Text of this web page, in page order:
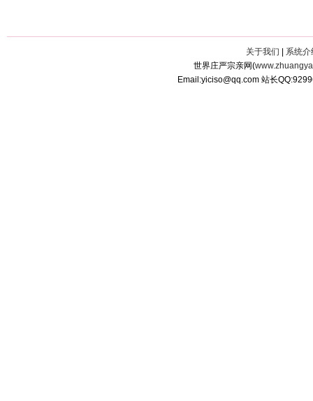
关于我们
系统介
世界庄严宗亲网(
Email:yiciso@qq.com 站长